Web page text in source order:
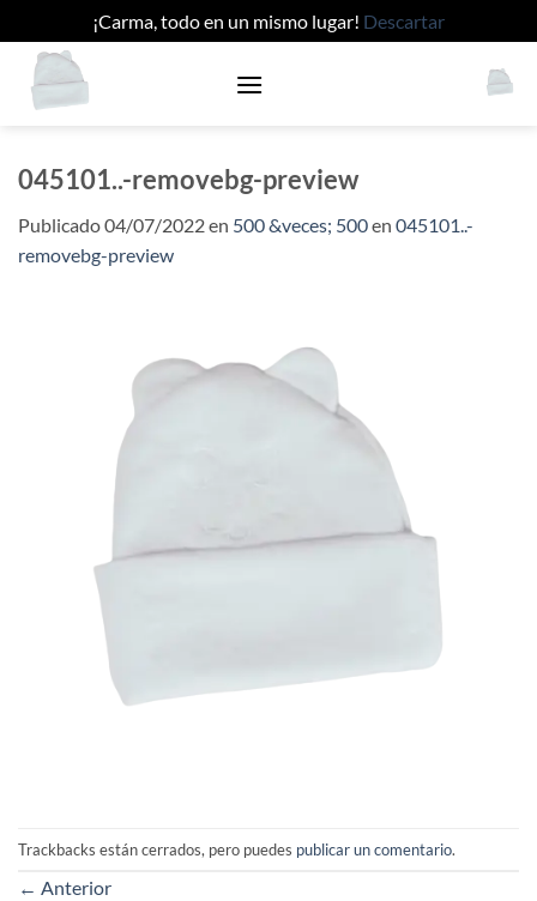
¡Carma, todo en un mismo lugar! Descartar
Saltar
contenido
045101..-removebg-preview
Publicado04/07/2022en 500 &veces; 500en 045101..-
removebg-preview
Trackbacks están cerrados, pero puedes publicar un comentario.
← Anterior